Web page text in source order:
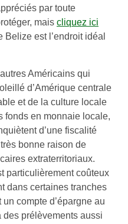
par toute
mais cliquez ici
est l’endroit idéal
Américains qui
d’Amérique centrale
et de la culture locale
fonds en monnaie locale,
d’une fiscalité
bonne raison de
extraterritoriaux.
particulièrement coûteux
dans certaines tranches
compte d’épargne au
prélèvements aussi